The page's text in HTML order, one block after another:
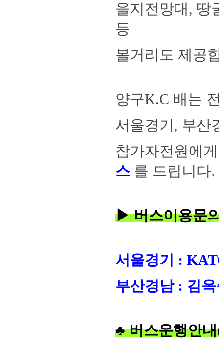
을지전망대, 땅
등
볼거리도 제공
양구K.C 배는
서울경기, 부산
참가자전원에
스 를 드립니다.
▶ 버스이용문
서울경기 :
부산경남 : 김
♣ 버스운행안